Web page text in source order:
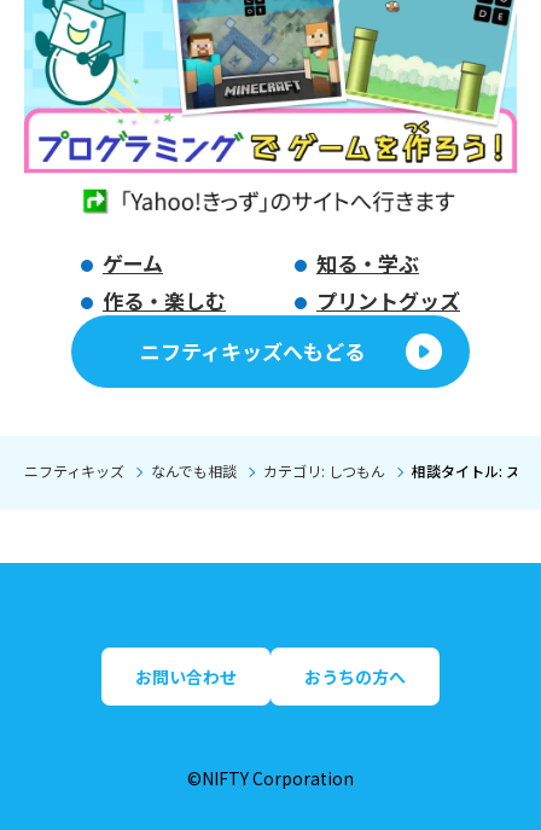
ゲーム
知る・学ぶ
作る・楽しむ
プリントグッズ
ニフティキッズへもどる
ニフティキッズ なんでも相談 カテゴリ: しつもん 相談タイトル: スク
お問い合わせ おうちの方へ
©NIFTY Corporation